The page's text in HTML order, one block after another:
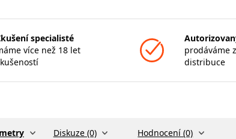
specialisté
více než 18 let
prodáváme
distribuce
Diskuze (0) Hodnocení (0)